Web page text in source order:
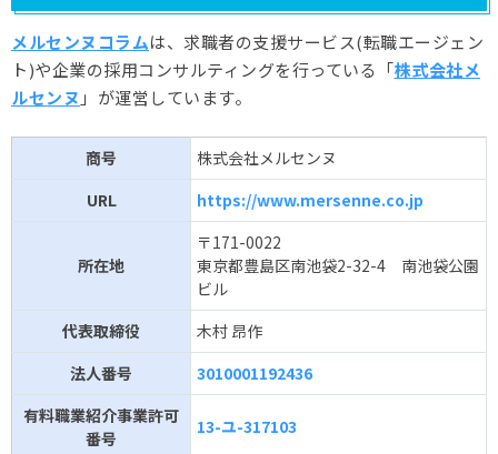
メルセンヌコラムは、求職者の支援サービス(転職エージェン
ト)や企業の採用コンサルティングを行っている「株式会社メ
ルセンヌ 」が運営しています。
商号
株式会社メルセンヌ
URL
https://www.mersenne.co.jp
所在地
〒171-0022
東京都豊島区南池袋2-32-4 南池袋公園
ビル
代表取締役
木村 昂作
法人番号
3010001192436
有料職業紹介事業許可
番号
13-ユ-317103